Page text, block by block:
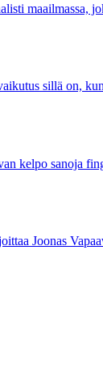
maailmassa,
sillä on,
kelpo sanoja
Joonas